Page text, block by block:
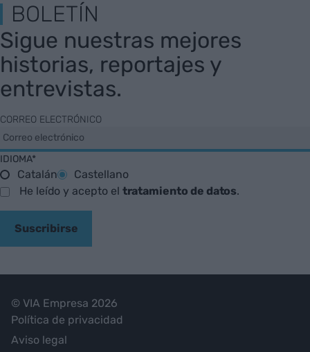
BOLETÍN
Sigue nuestras mejores
historias, reportajes y
entrevistas.
CORREO ELECTRÓNICO
IDIOMA*
Catalán
Castellano
He leído y acepto el tratamiento de datos.
Suscribirse
© VIA Empresa 2026
Política de privacidad
Aviso legal